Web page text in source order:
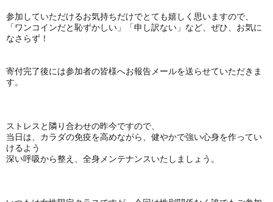
参加していただけるお気持ちだけでとても嬉しく思いますので、
「ワンコインだと恥ずかしい」「申し訳ない」など、ぜひ、お気に
なさらず！
寄付完了後には参加者の皆様へお報告メールを送らせていただきま
す。
ストレスと隣り合わせの昨今ですので、
当日は、カラダの免疫を高めながら、健やかで強い心身を作ってい
けるよう
深い呼吸から整え、全身メンテナンスいたしましょう。